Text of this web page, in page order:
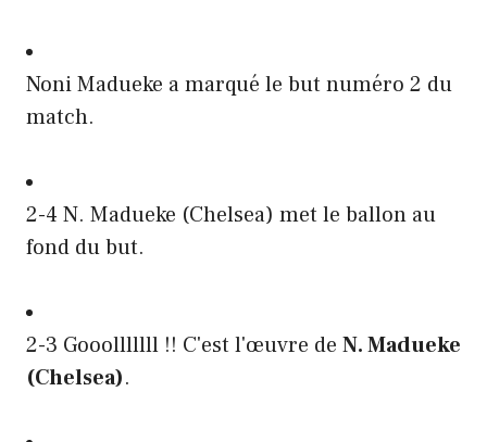
Noni Madueke a marqué le but numéro 2 du
match.
2-4 N. Madueke (Chelsea) met le ballon au
fond du but.
2-3 Gooolllllll !! C'est l'œuvre de N. Madueke
(Chelsea).